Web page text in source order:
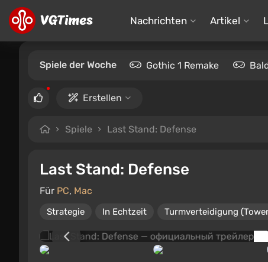
Nachrichten Artikel
Spiele der Woche Gothic 1 Remake
Erstellen
Spiele Last Stand: Defense
Last Stand: Defense
Für PC, Mac
Strategie In Echtzeit Turmverteidigung